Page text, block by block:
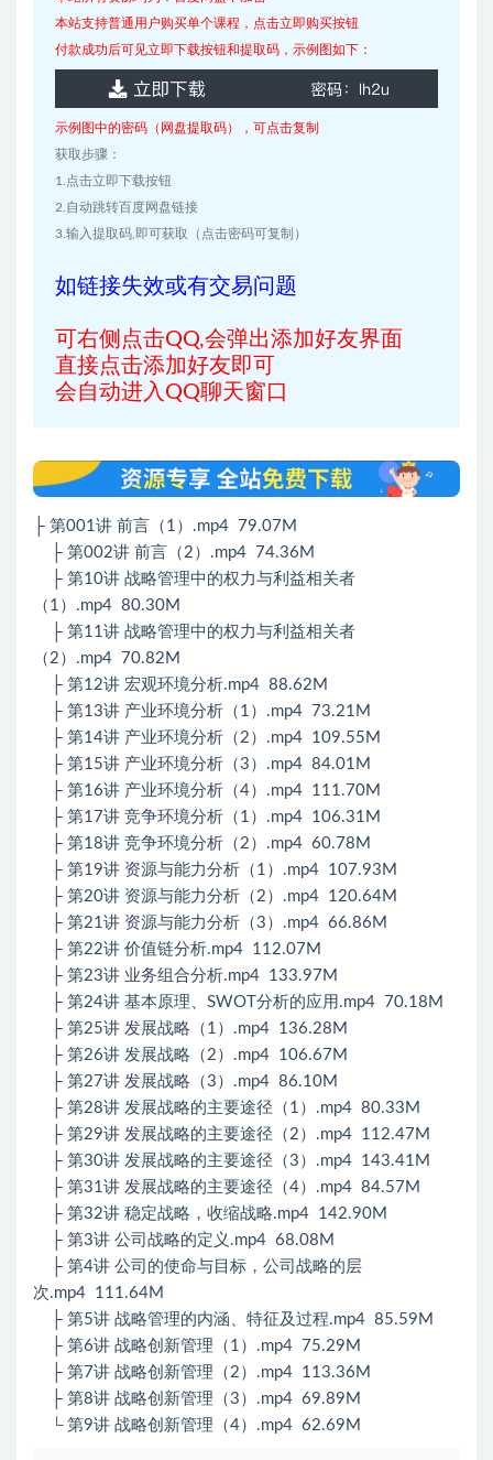
本站支持普通用户购买单个课程，点击立即购买按钮
付款成功后可见立即下载按钮和提取码，示例图如下：
示例图中的密码（网盘提取码），可点击复制
获取步骤：
1.点击立即下载按钮
2.自动跳转百度网盘链接
3.输入提取码,即可获取（点击密码可复制）
如链接失效或有交易问题
可右侧点击QQ,会弹出添加好友界面
直接点击添加好友即可
会自动进入QQ聊天窗口
├ 第001讲 前言（1）.mp4 79.07M
├ 第002讲 前言（2）.mp4 74.36M
├ 第10讲 战略管理中的权力与利益相关者
（1）.mp4 80.30M
├ 第11讲 战略管理中的权力与利益相关者
（2）.mp4 70.82M
├ 第12讲 宏观环境分析.mp4 88.62M
├ 第13讲 产业环境分析（1）.mp4 73.21M
├ 第14讲 产业环境分析（2）.mp4 109.55M
├ 第15讲 产业环境分析（3）.mp4 84.01M
├ 第16讲 产业环境分析（4）.mp4 111.70M
├ 第17讲 竞争环境分析（1）.mp4 106.31M
├ 第18讲 竞争环境分析（2）.mp4 60.78M
├ 第19讲 资源与能力分析（1）.mp4 107.93M
├ 第20讲 资源与能力分析（2）.mp4 120.64M
├ 第21讲 资源与能力分析（3）.mp4 66.86M
├ 第22讲 价值链分析.mp4 112.07M
├ 第23讲 业务组合分析.mp4 133.97M
├ 第24讲 基本原理、SWOT分析的应用.mp4 70.18M
├ 第25讲 发展战略（1）.mp4 136.28M
├ 第26讲 发展战略（2）.mp4 106.67M
├ 第27讲 发展战略（3）.mp4 86.10M
├ 第28讲 发展战略的主要途径（1）.mp4 80.33M
├ 第29讲 发展战略的主要途径（2）.mp4 112.47M
├ 第30讲 发展战略的主要途径（3）.mp4 143.41M
├ 第31讲 发展战略的主要途径（4）.mp4 84.57M
├ 第32讲 稳定战略，收缩战略.mp4 142.90M
├ 第3讲 公司战略的定义.mp4 68.08M
├ 第4讲 公司的使命与目标，公司战略的层
次.mp4 111.64M
├ 第5讲 战略管理的内涵、特征及过程.mp4 85.59M
├ 第6讲 战略创新管理（1）.mp4 75.29M
├ 第7讲 战略创新管理（2）.mp4 113.36M
├ 第8讲 战略创新管理（3）.mp4 69.89M
└ 第9讲 战略创新管理（4）.mp4 62.69M